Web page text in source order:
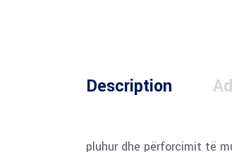
Description
pluhur dhe përforcimit të